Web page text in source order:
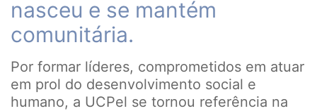
nasceu e se mantém
comunitária.
Por formar líderes, comprometidos em atuar
em prol do desenvolvimento social e
humano, a UCPel se tornou referência na